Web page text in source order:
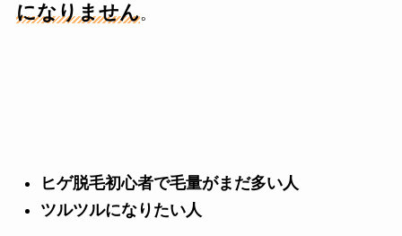
になりません。
ヒゲ脱毛初心者で毛量がまだ多い人
ツルツルになりたい人